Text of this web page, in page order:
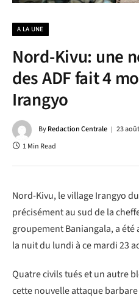
A LA UNE
Nord-Kivu: une
des ADF fait 4
Irangyo
ByRedaction Centrale 23
1 Min Read
Nord-Kivu, le village Irangyo
précisément au sud de la
groupement Baniangala, a
la nuit du lundi à ce mardi 23
Quatre civils tués et un autre
cette nouvelle attaque barbare